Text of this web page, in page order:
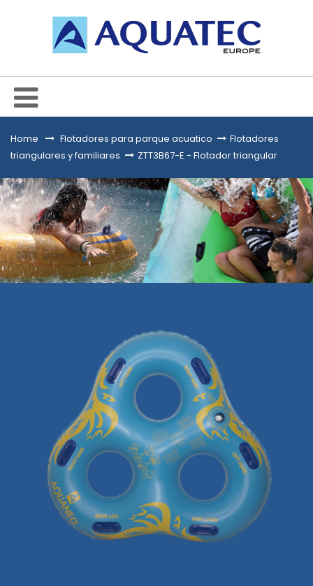
Home &gt;Flotadores para parque acuatico > Flotadores
triangulares y familiares > ZTT3B67-E - Flotador triangular